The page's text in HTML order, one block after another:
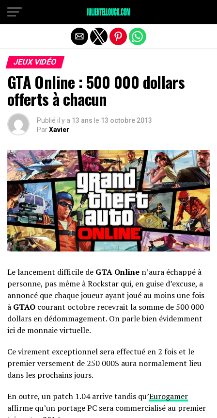
JEUX VIDÉO
GTA Online : 500 000 dollars
offerts à chacun
Publié il y a 13 ans le 13 octobre 2013
ParXavier
Le lancement difficile de GTA Online n’aura échappé à
personne, pas même à Rockstar qui, en guise d’excuse, a
annoncé que chaque joueur ayant joué au moins une fois
à GTAO courant octobre recevrait la somme de 500 000
dollars en dédommagement. On parle bien évidemment
ici de monnaie virtuelle.
Ce virement exceptionnel sera effectué en 2 fois et le
premier versement de 250 000$ aura normalement lieu
dans les prochains jours.
En outre, un patch 1.04 arrive tandis qu’Eurogamer
affirme qu’un portage PC sera commercialisé au premier